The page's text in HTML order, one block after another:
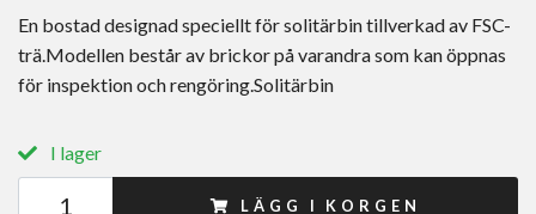
En bostad designad speciellt för solitärbin tillverkad av FSC-
trä.Modellen består av brickor på varandra som kan öppnas
för inspektion och rengöring.Solitärbin
I lager
LÄGG I KORGEN